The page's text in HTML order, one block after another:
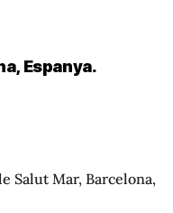
Espanya.
Salut Mar, Barcelona,